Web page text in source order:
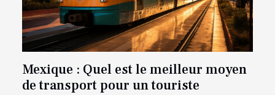
Mexique : Quel est le meilleur moyen
de transport pour un touriste